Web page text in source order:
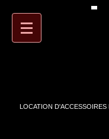
LOCATION